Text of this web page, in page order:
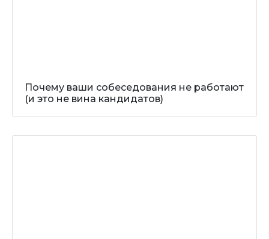
Почему ваши собеседования не работают
(и это не вина кандидатов)